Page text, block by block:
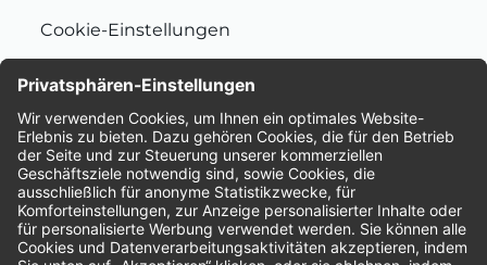
Cookie-Einstellungen
Bewertungen